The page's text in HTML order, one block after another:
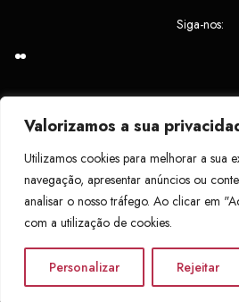
Valorizamos a sua
Utilizamos cookies para melhorar a sua
navegação, apresentar anúncios ou
analisar o nosso tráfego. Ao clicar em
com a utilização de cookies.
Personalizar Rejeitar
Siga-nos:
© Copyright 2024 Quinta do
Proença –
RNET 11623FAQS Créditos
Termos e Condições